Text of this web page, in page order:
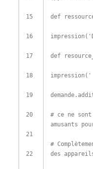
15
16
17
18
19
20
21
22
def
impression (
def
impression ( '
demande .
# ce ne
amusants
#
des